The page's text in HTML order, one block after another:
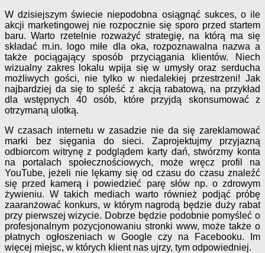
W dzisiejszym świecie niepodobna osiągnąć sukces, o ile
akcji marketingowej nie rozpocznie się sporo przed startem
baru. Warto rzetelnie rozważyć strategię, na którą ma się
składać m.in. logo miłe dla oka, rozpoznawalna nazwa a
także pociągający sposób przyciągania klientów. Niech
wizualny zakres lokalu wpija się w umysły oraz serducha
możliwych gości, nie tylko w niedalekiej przestrzeni! Jak
najbardziej da się to spleść z akcją rabatową, na przykład
dla wstępnych 40 osób, które przyjdą skonsumować z
otrzymaną ulotką.
W czasach internetu w zasadzie nie da się zareklamować
marki bez sięgania do sieci. Zaprojektujmy przyjazną
odbiorcom witrynę z podglądem karty dań, stwórzmy konta
na portalach społecznościowych, może wręcz profil na
YouTube, jeżeli nie lękamy się od czasu do czasu znaleźć
się przed kamerą i powiedzieć parę słów np. o zdrowym
żywieniu. W takich mediach warto również podjąć próbę
zaaranżować konkurs, w którym nagrodą będzie duży rabat
przy pierwszej wizycie. Dobrze będzie podobnie pomyśleć o
profesjonalnym pozycjonowaniu stronki www, może także o
płatnych ogłoszeniach w Google czy na Facebooku. Im
więcej miejsc, w których klient nas ujrzy, tym odpowiedniej.